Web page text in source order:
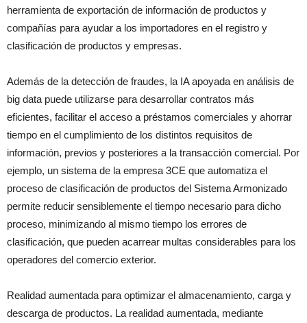
herramienta de exportación de información de productos y
compañías para ayudar a los importadores en el registro y
clasificación de productos y empresas.
Además de la detección de fraudes, la IA apoyada en análisis de
big data puede utilizarse para desarrollar contratos más
eficientes, facilitar el acceso a préstamos comerciales y ahorrar
tiempo en el cumplimiento de los distintos requisitos de
información, previos y posteriores a la transacción comercial. Por
ejemplo, un sistema de la empresa 3CE que automatiza el
proceso de clasificación de productos del Sistema Armonizado
permite reducir sensiblemente el tiempo necesario para dicho
proceso, minimizando al mismo tiempo los errores de
clasificación, que pueden acarrear multas considerables para los
operadores del comercio exterior.
Realidad aumentada para optimizar el almacenamiento, carga y
descarga de productos. La realidad aumentada, mediante